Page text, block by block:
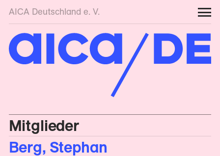
AICA Deutschland e. V.
Mitglieder
Berg, Stephan